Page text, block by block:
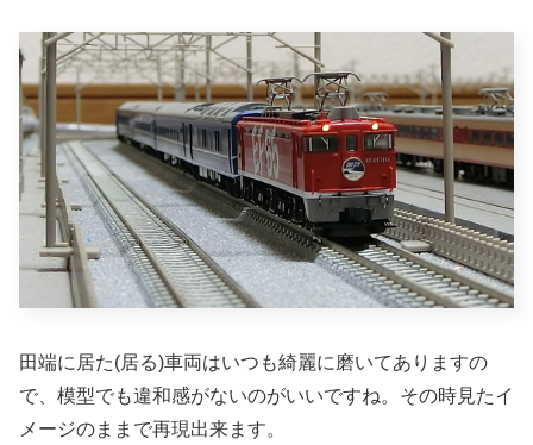
田端に居た(居る)車両はいつも綺麗に磨いてありますの
で、模型でも違和感がないのがいいですね。その時見たイ
メージのままで再現出来ます。